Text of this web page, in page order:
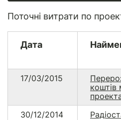
Поточні витрати по
Дата
17/03/2015
коштів
30/12/2014